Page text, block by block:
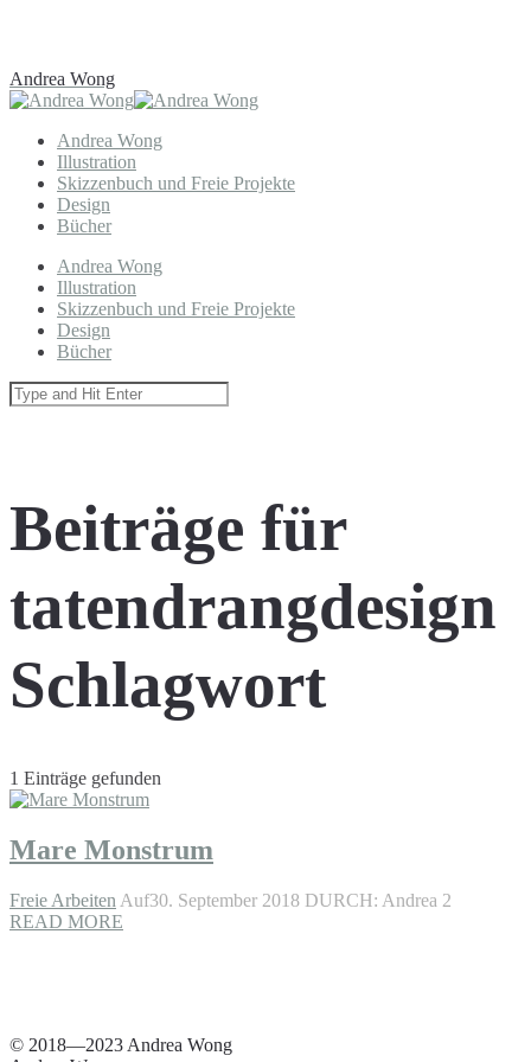
Andrea Wong
Andrea Wong
Illustration
Skizzenbuch und Freie Projekte
Design
Bücher
Andrea Wong
Illustration
Skizzenbuch und Freie Projekte
Design
Bücher
Beiträge für
tatendrangdesign
Schlagwort
1 Einträge gefunden
Mare Monstrum
Freie Arbeiten Auf30. September 2018 DURCH: Andrea 2
READ MORE
© 2018—2023 Andrea Wong